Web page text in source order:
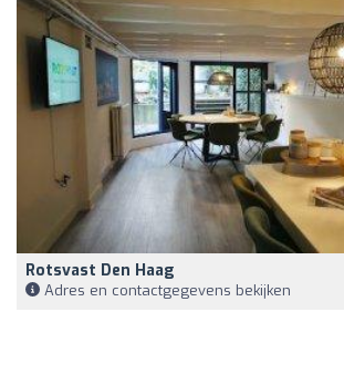
Rotsvast Den Haag
Adres en contactgegevens bekijken